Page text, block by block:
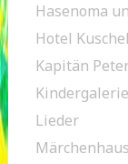
Hasenoma
Hotel
Kapitän
Kindergalerie
Lieder
Märchenhaus